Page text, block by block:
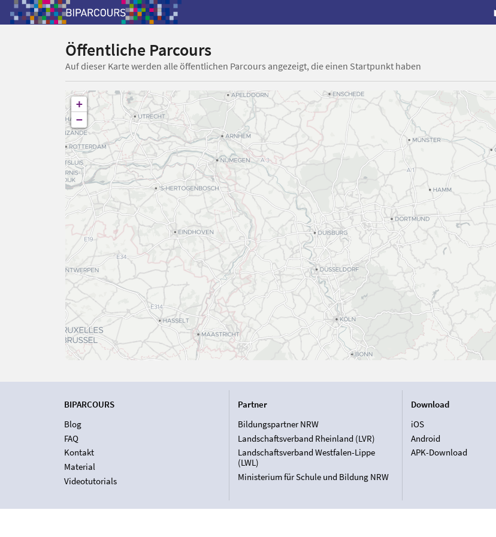
Öffentliche Parcours
Auf dieser Karte werden alle öffentlichen Parcours angezeigt, die einen Startpunkt haben
+
−
BIPARCOURS
Blog
FAQ
Kontakt
Material
Videotutorials
Partner
Bildungspartner NRW
Landschaftsverband Rheinland (LVR)
Landschaftsverband Westfalen-Lippe
(LWL)
Ministerium für Schule und Bildung NRW
Download
iOS
Android
APK-Download